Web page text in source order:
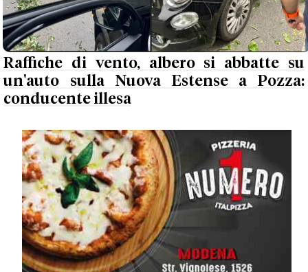
Raffiche di vento, albero si abbatte su
un'auto sulla Nuova Estense a Pozza:
conducente illesa